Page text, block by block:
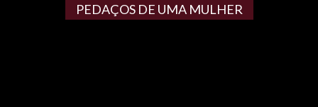
PEDAÇOS DE UMA MULHER